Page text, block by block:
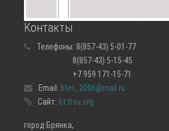
Контакты
Телефоны: 8(857-43) 5-01-77
8(857-43) 5-15-45
+7 959 171-15-71
Email: btet_2006@mail.ru
Сайт: bt.ltsu.org
город Брянка,